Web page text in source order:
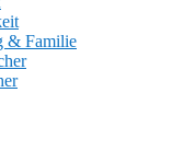
& Familie